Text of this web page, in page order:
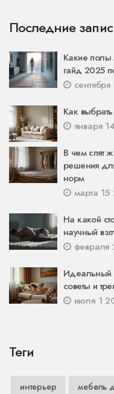
Последние
Какие
гайд 2025
Как
января
В чем спят
решения
норм
марта 15
На какой
научный
февраля
Идеальный
советы и
июля 1
Теги
интерьер мебель